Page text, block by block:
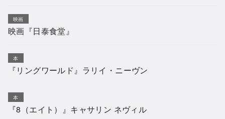
映画
映画『日泰食堂』
本
『リングワールド』ラリイ・ニーヴン
本
『8（エイト）』キャサリン ネヴィル